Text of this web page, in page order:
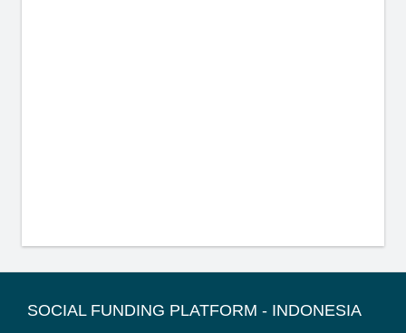
SOCIAL FUNDING PLATFORM - INDONESIA